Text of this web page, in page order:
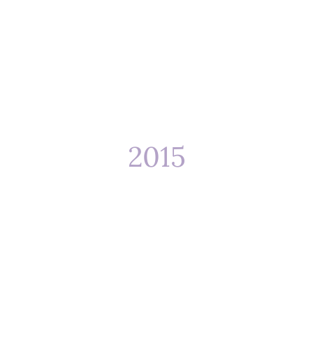
2015